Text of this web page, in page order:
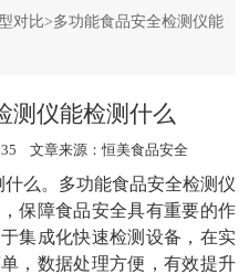
对比>多功能食品安全检测仪能
测仪能检测什么
文章来源：恒美食品安全
么。 多功能食品安全检测仪
保障食品安全具有重要的作
集成化快速检测设备，在实
，数据处理方便，有效提升